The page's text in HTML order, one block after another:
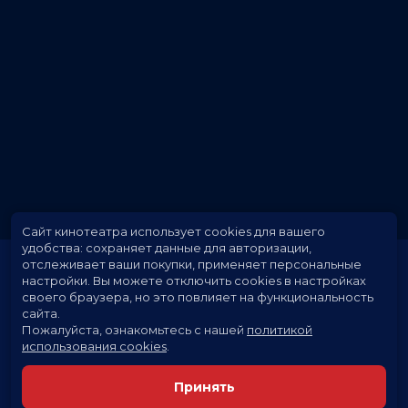
Расписание
Скоро в кино
Сайт кинотеатра использует cookies для вашего
удобства: сохраняет данные для авторизации,
отслеживает ваши покупки, применяет персональные
настройки. Вы можете отключить cookies в настройках
своего браузера, но это повлияет на функциональность
сайта.
Пожалуйста, ознакомьтесь с нашей политикой
использования cookies
Принять